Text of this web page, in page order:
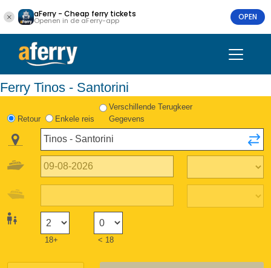
aFerry - Cheap ferry tickets
Openen in de aFerry-app OPEN
Ferry Tinos - Santorini
Retour Enkele reis
Verschillende Terugkeer
Gegevens
18+ < 18